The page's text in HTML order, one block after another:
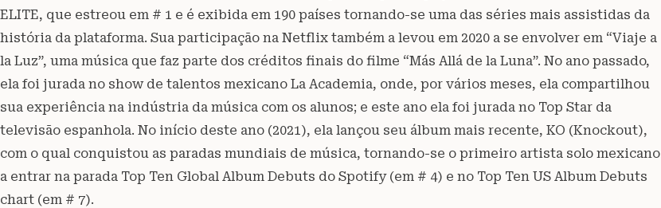
ELITE, que estreou em # 1 e é exibida em 190 países tornando-se uma das séries mais assistidas da
história da plataforma. Sua participação na Netflix também a levou em 2020 a se envolver em “Viaje a
la Luz”, uma música que faz parte dos créditos finais do filme “Más Allá de la Luna”. No ano passado,
ela foi jurada no show de talentos mexicano La Academia, onde, por vários meses, ela compartilhou
sua experiência na indústria da música com os alunos; e este ano ela foi jurada no Top Star da
televisão espanhola. No início deste ano (2021), ela lançou seu álbum mais recente, KO (Knockout),
com o qual conquistou as paradas mundiais de música, tornando-se o primeiro artista solo mexicano
a entrar na parada Top Ten Global Album Debuts do Spotify (em # 4) e no Top Ten US Album Debuts
chart (em # 7).